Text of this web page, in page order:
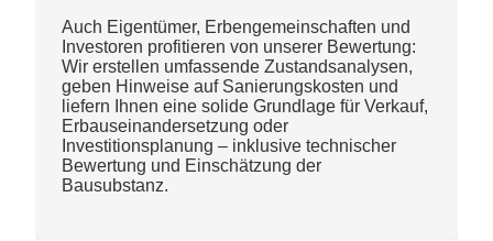
Auch Eigentümer, Erbengemeinschaften und
Investoren profitieren von unserer Bewertung:
Wir erstellen umfassende Zustandsanalysen,
geben Hinweise auf Sanierungskosten und
liefern Ihnen eine solide Grundlage für Verkauf,
Erbauseinandersetzung oder
Investitionsplanung – inklusive technischer
Bewertung und Einschätzung der
Bausubstanz.